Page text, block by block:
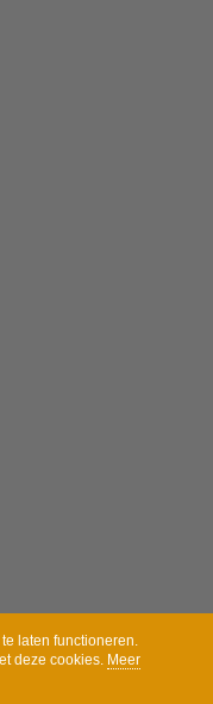
laten functioneren.
deze cookies. Meer